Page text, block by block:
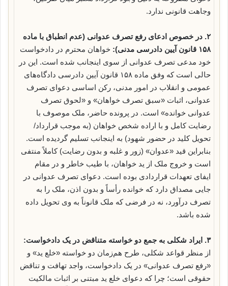
وجاهت قانونی ندارد.
۲. در خصوص ادعای رفع تصرف عدوانی (عدم انطباق با ماده
۱۵۸ قانون آیین دادرسی مدنی):
خواهان محترم در دادخواست
خود مدعی تصرف عدوانی از سوی اینجانب شده است. این در
حالی است که وفق ماده ۱۵۸ قانون آیین دادرسی دادگاه‌های
عمومی و انقلاب در امور مدنی، رکن اساسی دعوای تصرف
عدوانی، اثبات «سبق تصرف خواهان» و «لحوق تصرف
عدوانی خوانده» است. در پرونده حاضر، ملک موصوف با
رضایت کامل و با اراده شخص خواهان (به موجب قرارداد/
تحویل کلید در حضور شهود) به اینجانب تسلیم گردیده است.
بنابراین قید «عدوان» (زور و غلبه و بدون رضایت) کاملاً منتفی
است و خروج ملک از ید خواهان، با طیب خاطر و در مقام
ایفای تعهدات قراردادی بوده است. دعوای تصرف عدوانی در
جایی مصداق دارد که خوانده رأساً و بدون اذن، ملک را به
تصرف درآورد، نه در فرضی که ملک قانوناً به وی تحویل داده
شده باشد.
۳. ایراد شکلی به جمع دو خواسته متناقض در یک دادخواست:
از منظر قواعد شکلی، طرح هم‌زمان دو خواسته «خلع ید» و
«رفع تصرف عدوانی» در یک دادخواست، واجد تهافت و تناقض
حقوقی است؛ چرا که دعوای خلع ید مبتنی بر اثبات مالکیت